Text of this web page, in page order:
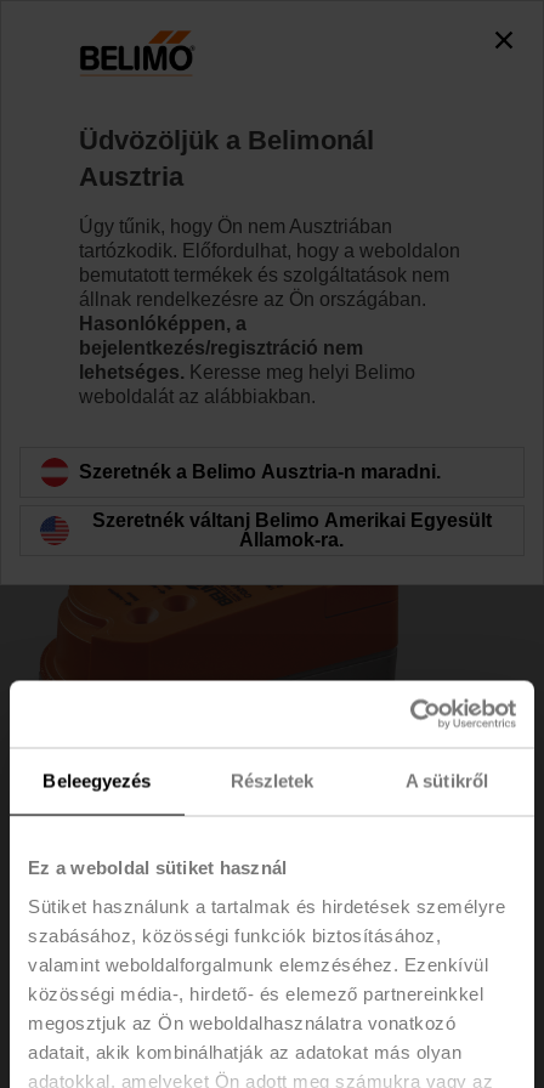
Beleegyezés Részletek A sütikről
Ez a weboldal sütiket használ
Sütiket használunk a tartalmak és hirdetések személyre
szabásához, közösségi funkciók biztosításához,
valamint weboldalforgalmunk elemzéséhez. Ezenkívül
közösségi média-, hirdető- és elemező partnereinkkel
megosztjuk az Ön weboldalhasználatra vonatkozó
adatait, akik kombinálhatják az adatokat más olyan
adatokkal, amelyeket Ön adott meg számukra vagy az
CQD24A-MPL
Tudjon meg többet
Vissza a termékkategóriához
CQD24A-MPL
Forgó hajtómű (ZoneTight), 1 Nm, AC/DC 24 V, MP-Bus,
15 s, IP40
Üdvözöljük a Belimonál
Ausztria
Úgy tűnik, hogy Ön nem Ausztriában
tartózkodik. Előfordulhat, hogy a weboldalon
bemutatott termékek és szolgáltatások nem
állnak rendelkezésre az Ön országában.
Hasonlóképpen, a
bejelentkezés/regisztráció nem
lehetséges. Keresse meg helyi Belimo
weboldalát az alábbiakban.
Szeretnék a Belimo Ausztria-n maradni.
Szeretnék váltani Belimo Amerikai Egyesült
Államok-ra.